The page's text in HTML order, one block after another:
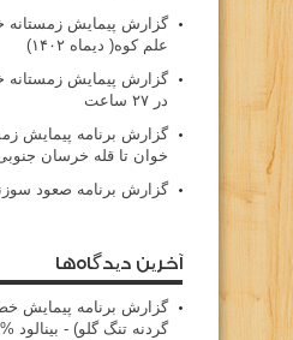
گزارش پیمایش
علم کوه( دیماه ۱۴۰۲)
گزارش پیمایش زمستانه
در ۲۷ ساعت
گزارش برنامه پیمایش
خوان تا قله خرسان
گزارش برنامه صعود
آخرین دیدگاه‌ها
گزارش برنامه پيمايش
گردنه تنگ گلو) - بينالود %